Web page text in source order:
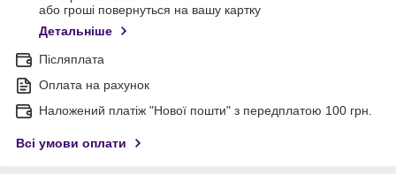
або гроші повернуться на вашу картку
Детальніше
Післяплата
Оплата на рахунок
Наложений платіж "Нової пошти" з передплатою 100 грн.
Всі умови оплати